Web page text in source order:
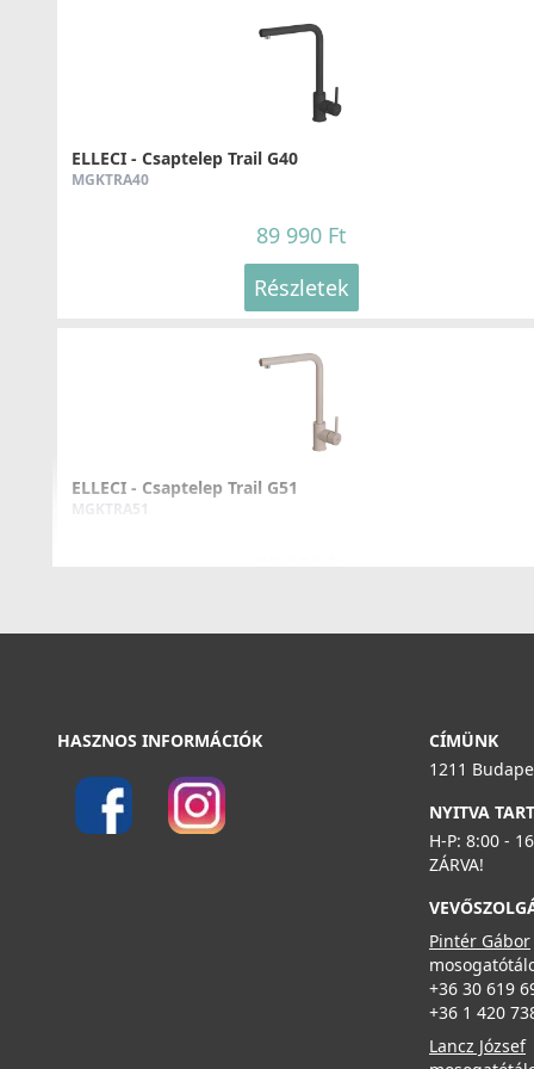
ELLECI - Mosogatótálca Quadra 130 K96
129 990 Ft
Részletek
ELLECI - Mosogatótálca Spazio 900 EXTRA K96
ELLECI - Mosogatótálca Best 450 K96
LKB45096
ELLECI - Csaptelep Trail G40
MGKTRA40
89 990 Ft
Részletek
ELLECI - Csaptelep Trail G51
MGKTRA51
ELLECI - Csaptelep Trail
MIKTRACR
HASZNOS INFORMÁCIÓK
CÍMÜNK
1211
NYITVA
H-P: 8:00 -
ZÁRVA!
Pintér Gábor
+36 30 619
+36 1 420
Lancz József